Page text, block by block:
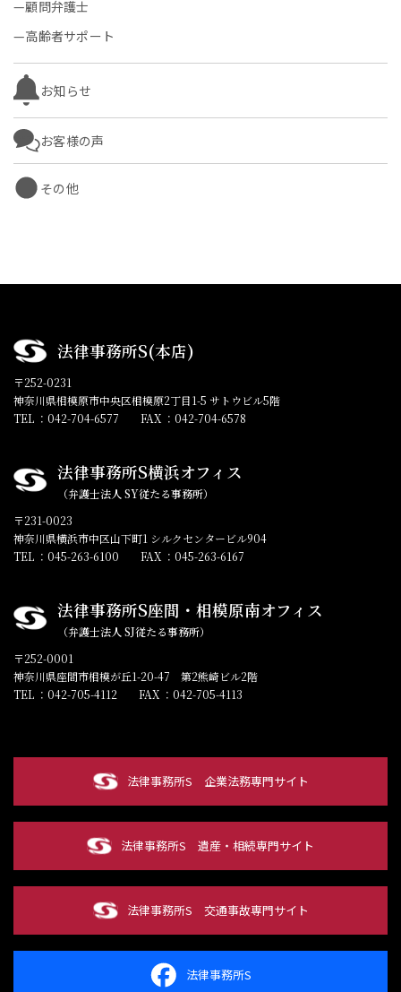
顧問弁護士
高齢者サポート
お知らせ
お客様の声
その他
法律事務所S(本店)
〒252-0231
神奈川県相模原市中央区相模原2丁目1-5 サトウビル5階
TEL ：042-704-6577 FAX ：042-704-6578
法律事務所S横浜オフィス
（弁護士法人 SY従たる事務所）
〒231-0023
神奈川県横浜市中区山下町1 シルクセンタービル904
TEL ：045-263-6100 FAX ：045-263-6167
法律事務所S座間・相模原南オフィス
（弁護士法人 SJ従たる事務所）
〒252-0001
神奈川県座間市相模が丘1-20-47 第2熊崎ビル2階
TEL ：042-705-4112 FAX ：042-705-4113
法律事務所S 企業法務専門サイト
法律事務所S 遺産・相続専門サイト
法律事務所S 交通事故専門サイト
法律事務所S